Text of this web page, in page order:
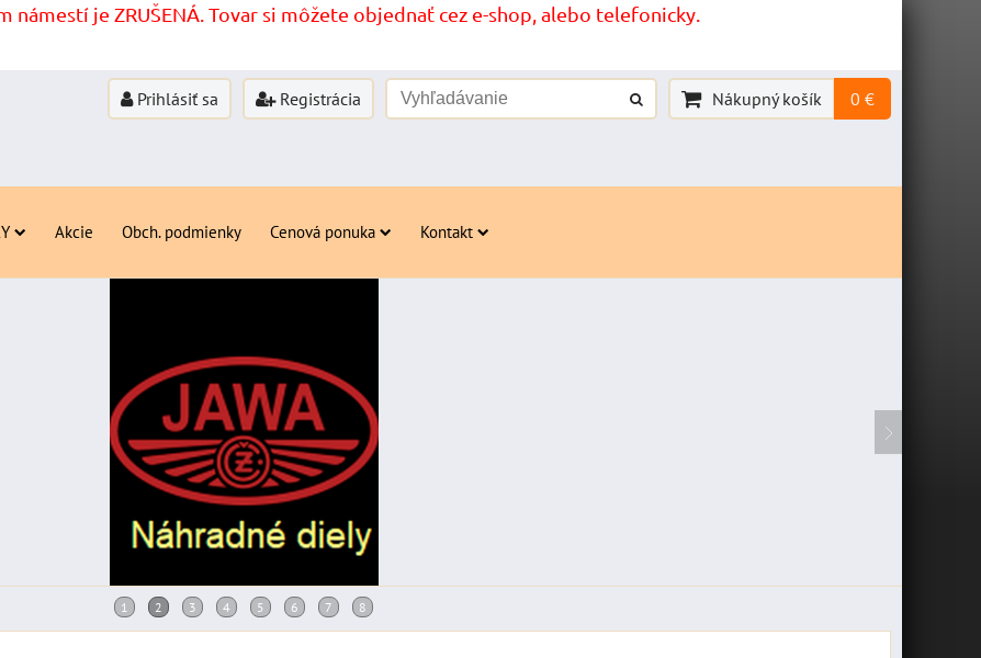
námestí je ZRUŠENÁ. Tovar si môžete objednať cez e-shop, alebo telefonicky.
Prihlásiť sa Registrácia Nákupný košík 0 €
Akcie Obch. podmienky Cenová ponuka Kontakt